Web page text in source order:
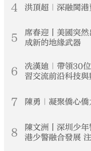
4 洪頂超｜深融閩
5
席春迎丨美國突
成新的地緣武器
6
冼漢廸｜帶領30
習交流前沿科技
7 陳勇｜凝聚僑心
8
陳文洲丨深圳少
港少警融合發展